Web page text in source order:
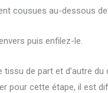
cousues au-dessous
puis enfilez-le.
de part et d’autre
pour cette étape, il est